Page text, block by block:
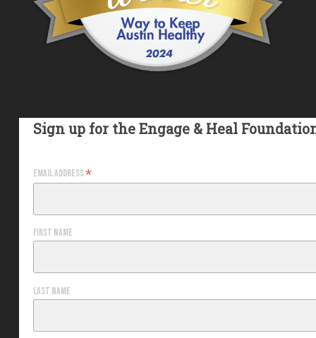
Sign up for the Engage & Heal
Email Address*
First Name
Last Name